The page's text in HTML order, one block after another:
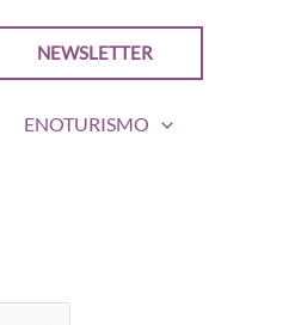
NEWSLETTER
ENOTURISMO